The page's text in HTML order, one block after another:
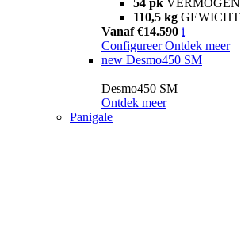
110,5 kg GEWICHT
Vanaf €14.590 i
Configureer Ontdek meer
new Desmo450 SM
Desmo450 SM
Ontdek meer
Panigale